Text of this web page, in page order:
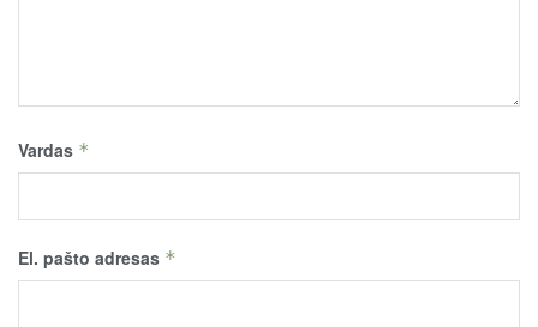
Vardas *
El. pašto adresas *